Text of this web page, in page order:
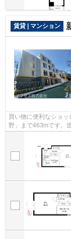
賃貸 | マンション
買い物に便利なショ
野」まで463mです。